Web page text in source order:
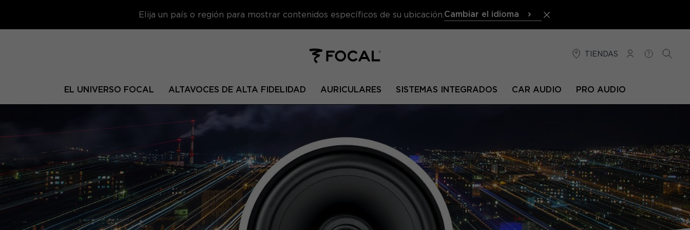
Elija un país o región para mostrar contenidos específicos de su ubicación. Cambiar el idioma
TIENDAS
CONEXIÓN
AYUDA
EL UNIVERSO FOCAL ALTAVOCES DE ALTA FIDELIDAD AURICULARES SISTEMAS INTEGRADOS CAR AUDIO PRO AUDIO